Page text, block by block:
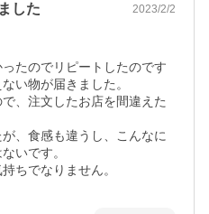
した 2023/2/2
たのでリピートしたのです
い物が届きました。
、注文したお店を間違えた
、食感も違うし、こんなに
いです。